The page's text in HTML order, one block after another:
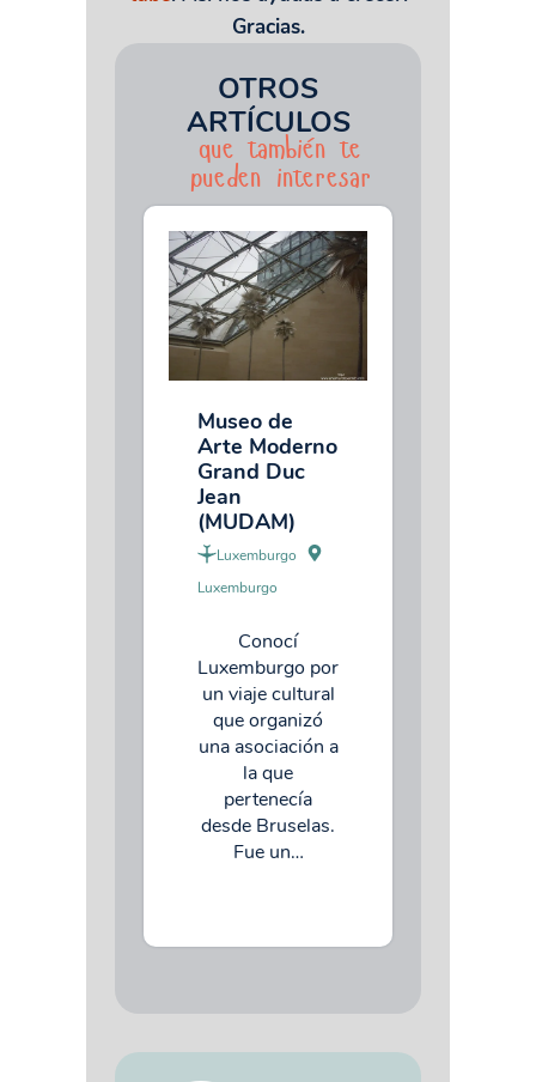
Gracias.
OTROS
ARTÍCULOS
que también te
pueden interesar
Museo de
Arte Moderno
Grand Duc
Jean
(MUDAM)
Luxemburgo
Luxemburgo
Conocí
Luxemburgo por
un viaje cultural
que organizó
una asociación a
la que
pertenecía
desde Bruselas.
Fue un…